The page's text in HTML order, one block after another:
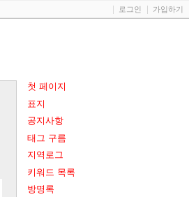
첫 페이지
표지
공지사항
태그 구름
지역로그
키워드 목록
방명록
로그인 가입하기